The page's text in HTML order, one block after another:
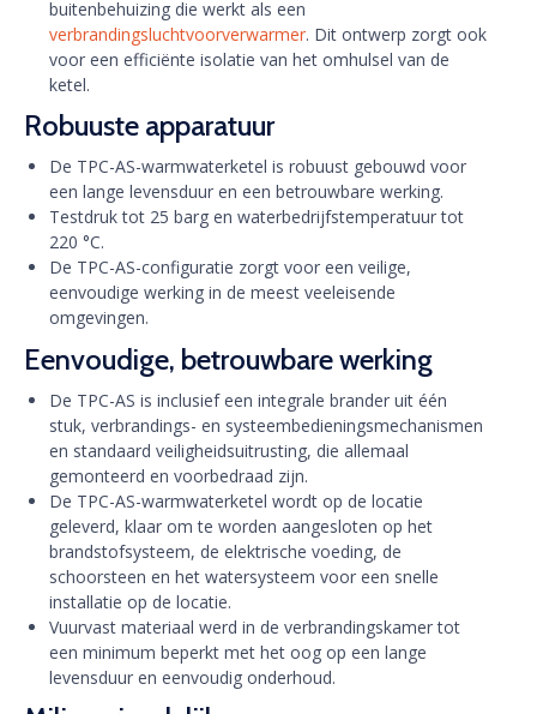
buitenbehuizing die werkt als een
verbrandingsluchtvoorverwarmer. Dit ontwerp zorgt ook
voor een efficiënte isolatie van het omhulsel van de
ketel.
Robuuste apparatuur
De TPC-AS-warmwaterketel is robuust gebouwd voor
een lange levensduur en een betrouwbare werking.
Testdruk tot 25 barg en waterbedrijfstemperatuur tot
220 °C.
De TPC-AS-configuratie zorgt voor een veilige,
eenvoudige werking in de meest veeleisende
omgevingen.
Eenvoudige, betrouwbare werking
De TPC-AS is inclusief een integrale brander uit één
stuk, verbrandings- en systeembedieningsmechanismen
en standaard veiligheidsuitrusting, die allemaal
gemonteerd en voorbedraad zijn.
De TPC-AS-warmwaterketel wordt op de locatie
geleverd, klaar om te worden aangesloten op het
brandstofsysteem, de elektrische voeding, de
schoorsteen en het watersysteem voor een snelle
installatie op de locatie.
Vuurvast materiaal werd in de verbrandingskamer tot
een minimum beperkt met het oog op een lange
levensduur en eenvoudig onderhoud.